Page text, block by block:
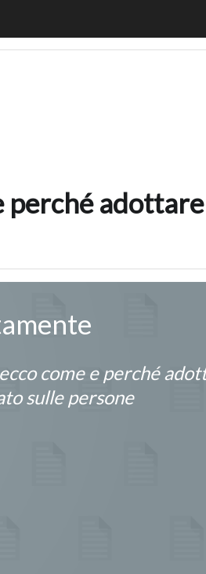
perché
come e perché
sulle persone